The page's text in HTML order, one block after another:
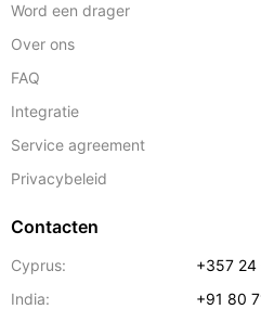
Word een drager
Over ons
FAQ
Integratie
Service agreement
Privacybeleid
Contacten
Cyprus:
+357 24
India:
+91 80